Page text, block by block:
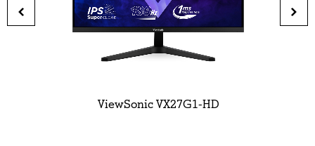
ViewSonic VX27G1-HD